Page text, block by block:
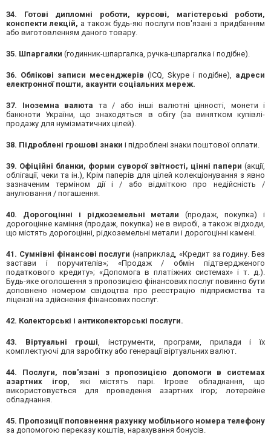
34. Готові дипломні роботи, курсові, магістерські роботи,
конспекти лекцій, а також будь-які послуги пов'язані з придбанням
або виготовленням даного товару.
35. Шпаргалки (годинник-шпаргалка, ручка-шпаргалка і подібне).
36. Облікові записи месенджерів (ICQ, Skype і подібне), адреси
електронної пошти, акаунти соціальних мереж.
37. Іноземна валюта та / або інші валютні цінності, монети і
банкноти України, що знаходяться в обігу (за винятком купівлі-
продажу для нумізматичних цілей).
38. Підроблені грошові знаки і підроблені знаки поштової оплати.
39. Офіційні бланки, форми суворої звітності, цінні папери (акції,
облігації, чеки та ін.), Крім паперів для цілей колекціонування з явно
зазначеним терміном дії і / або відміткою про недійсність /
анулювання / погашення.
40. Дорогоцінні і рідкоземельні метали (продаж, покупка) і
дорогоцінне каміння (продаж, покупка) не в виробі, а також відходи,
що містять дорогоцінні, рідкоземельні метали і дорогоцінні камені.
41. Сумнівні фінансові послуги (наприклад, «Кредит за годину. Без
застави і поручителів»; «Продаж / обмін підтвердженого
податкового кредиту»; «Допомога в платіжних системах» і т. д.).
Будь-яке оголошення з пропозицією фінансових послуг повинно бути
доповнено номером свідоцтва про реєстрацію підприємства та
ліцензії на здійснення фінансових послуг.
42. Колекторські і антиколекторські послуги.
43. Віртуальні гроші, інструменти, програми, прилади і їх
комплектуючі для заробітку або генерації віртуальних валют.
44. Послуги, пов'язані з пропозицією допомоги в системах
азартних ігор, які містять парі. Ігрове обладнання, що
використовується для проведення азартних ігор; лотерейне
обладнання.
45. Пропозиції поповнення рахунку мобільного номера телефону
за допомогою переказу коштів, нарахування бонусів.